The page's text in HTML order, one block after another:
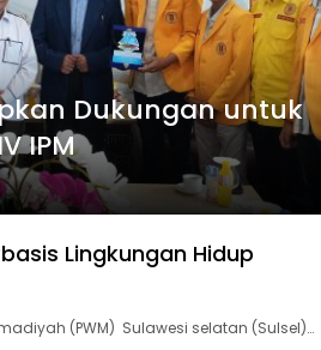
Dukungan untuk
IPM
Lingkungan Hidup
(PWM) Sulawesi selatan (Sulsel)…